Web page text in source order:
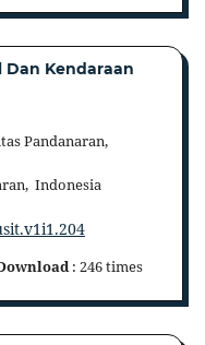
Dan Kendaraan
Pandanaran,
Indonesia
: 246 times